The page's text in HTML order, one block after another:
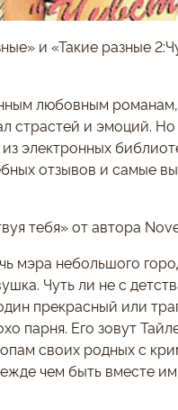
и «Такие разные
любовным романам,
страстей и эмоций.
электронных
отзывов и самые
тебя» от автора
мэра небольшого
Чуть ли не с
прекрасный или
парня. Его зовут
своих родных с
чем быть вместе